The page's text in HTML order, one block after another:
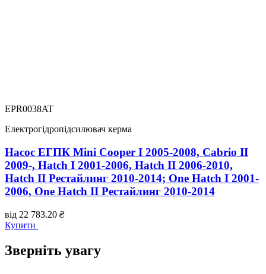
EPR0038AT
Електрогідропідсилювач керма
Насос ЕГПК Mini Cooper I 2005-2008, Cabrio II
2009-, Hatch I 2001-2006, Hatch II 2006-2010,
Hatch II Рестайлинг 2010-2014; One Hatch I 2001-
2006, One Hatch II Рестайлинг 2010-2014
від 22 783.20 ₴
Купити
Зверніть увагу